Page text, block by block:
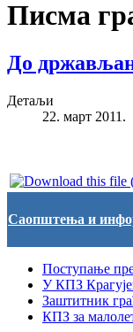
Писма
До
Детаљи
22. март 2011.
Саопштења и
Поступање
У КПЗ
Заштитник
КПЗ за